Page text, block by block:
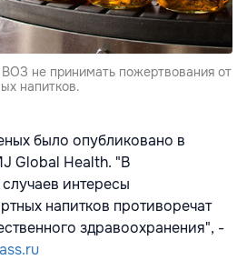
не принимать пожертвования от
напитков.
было опубликовано в
Global Health. "В
интересы
напитков противоречат
здравоохранения", -